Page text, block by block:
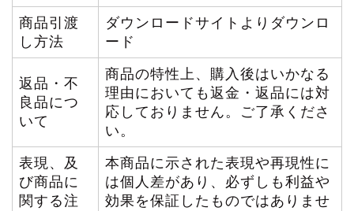
商品引渡
し方法
ダウンロードサイトよりダウンロ
ード
返品・不
良品につ
いて
商品の特性上、購入後はいかなる
理由においても返金・返品には対
応しておりません。ご了承くださ
い。
表現、及
び商品に
関する注
本商品に示された表現や再現性に
は個人差があり、必ずしも利益や
効果を保証したものではありませ